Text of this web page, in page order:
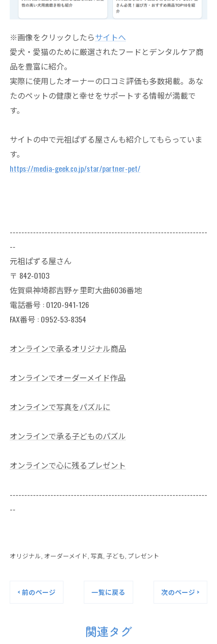
※画像をクリックしたらサイトへ
愛犬・ 愛猫のために厳選されたフードとデンタルケア商
品を豊富に紹介。
実際に使用したオーナーの口コミ評価も多数掲載。 あな
たのペットの健康と幸せをサポートする情報が満載で
す。
サイトの中で元祖ぱずる屋さんも紹介してもらっていま
す。
https://media-geek.co.jp/star/partner-pet/
--------------------------------------------------------------------
--
元祖ぱずる屋さん
〒 842-0103
佐賀県神埼郡吉野ヶ里町大曲6036番地
電話番号 : 0120-941-126
FAX番号 : 0952-53-8354
オンラインで承るオリジナル商品
オンラインでオーダーメイド作品
オンラインで写真をパズルに
オンラインで承る子どものパズル
オンラインで心に残るプレゼント
--------------------------------------------------------------------
--
オリジナル オーダーメイド 写真 子ども プレゼント
< 前のページ 一覧に戻る 次のページ >
関連タグ